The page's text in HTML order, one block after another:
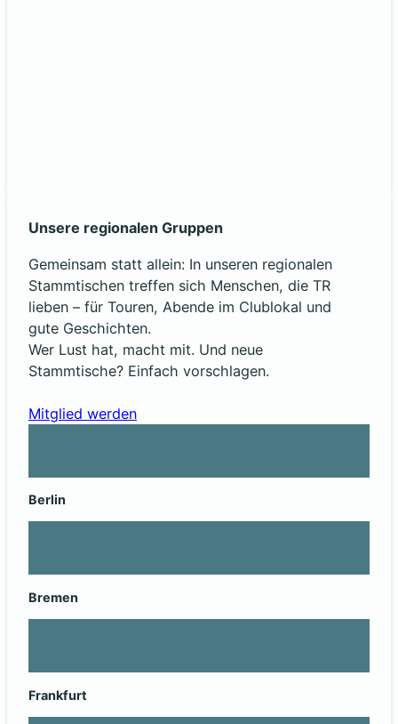
Unsere regionalen Gruppen
Gemeinsam statt allein: In unseren regionalen
Stammtischen treffen sich Menschen, die TR
lieben – für Touren, Abende im Clublokal und
gute Geschichten.
Wer Lust hat, macht mit. Und neue
Stammtische? Einfach vorschlagen.
Mitglied werden
Berlin
Bremen
Frankfurt